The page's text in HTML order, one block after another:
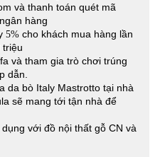
và thanh toán quét mã
hàng
5% cho khách mua hàng lần
triệu
và tham gia trò chơi trúng
dẫn.
da bò Italy Mastrotto tại nhà
sẽ mang tới tận nhà để
với đồ nội thất gỗ CN và